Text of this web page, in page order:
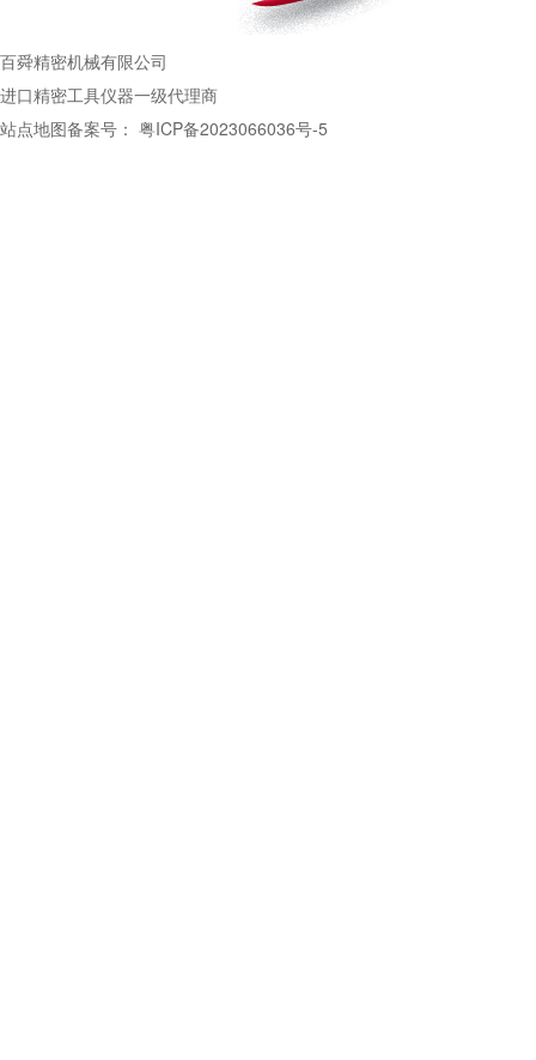
百舜精密机械有限公司
进口精密工具仪器一级代理商
站点地图备案号： 粤ICP备2023066036号-5